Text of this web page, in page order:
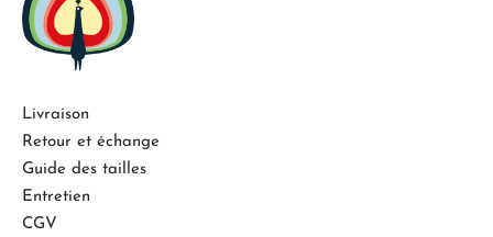
Livraison
Retour et échange
Guide des tailles
Entretien
CGV